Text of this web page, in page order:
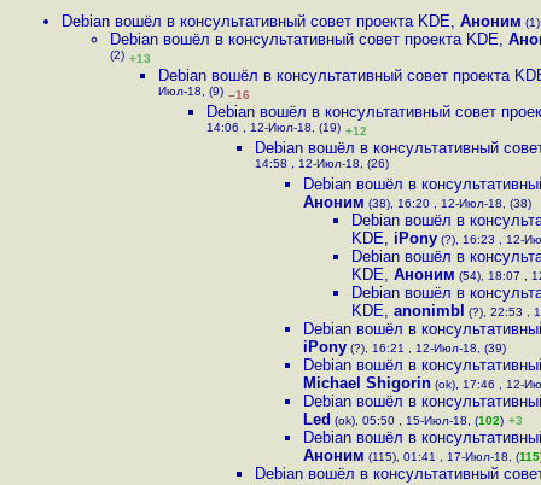
Debian вошёл в консультативный cовет проекта KDE, Аноним
Debian вошёл в консультативный cовет проекта KDE,
(2) +13
Debian вошёл в консультативный cовет проекта
Июл-18, (9) –16
Debian вошёл в консультативный cовет
14:06 , 12-Июл-18, (19) +12
Debian вошёл в консультативный
14:58 , 12-Июл-18, (26)
Debian вошёл в
Аноним (38), 16:20 , 12-Июл-18, (38)
Debian вошёл в
KDE, iPony (?), 16:23 , 12-
Debian вошёл в
KDE, Аноним (54), 18:07 ,
Debian вошёл в
KDE, anonimbl (?), 22:53 ,
Debian вошёл в
iPony (?), 16:21 , 12-Июл-18, (39)
Debian вошёл в
Michael Shigorin (ok), 17:46 , 12-
Debian вошёл в
Led (ok), 05:50 , 15-Июл-18, (102) +3
Debian вошёл в
Аноним (115), 01:41 , 17-Июл-18, (115
Debian вошёл в консультативный